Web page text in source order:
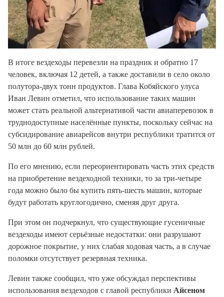
В итоге вездеходы перевезли на праздник и обратно 17
человек, включая 12 детей, а также доставили в село около
полутора-двух тонн продуктов. Глава Кобяйского улуса
Иван Левин отметил, что использование таких машин
может стать реальной альтернативой части авиаперевозок в
труднодоступные населённые пункты, поскольку сейчас на
субсидирование авиарейсов внутри республики тратится от
50 млн до 60 млн рублей.
По его мнению, если переориентировать часть этих средств
на приобретение вездеходной техники, то за три-четыре
года можно было бы купить пять-шесть машин, которые
будут работать круглогодично, сменяя друг друга.
При этом он подчеркнул, что существующие гусеничные
вездеходы имеют серьёзные недостатки: они разрушают
дорожное покрытие, у них слабая ходовая часть, а в случае
поломки отсутствует резервная техника.
Левин также сообщил, что уже обсуждал перспективы
использования вездеходов с главой республики Айсеном